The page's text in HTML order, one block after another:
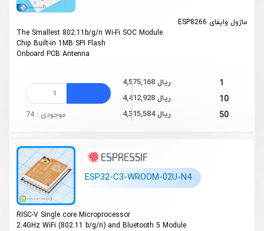
ماژول وایفای ESP8266
The Smallest 802.11b/g/n Wi-Fi SOC Module
Chip Built-in 1MB SPI Flash
On­board PCB Antenna
1 4,575,168 ریال
10 4,412,928 ریال
50 4,315,584 ریال موجودی : 74
ESP32-C3-WROOM-02U-N4
RISC­-V Single ­core Microprocessor
2.4GHz Wi­Fi (802.11 b/g/n) and Bluetooth 5 Module